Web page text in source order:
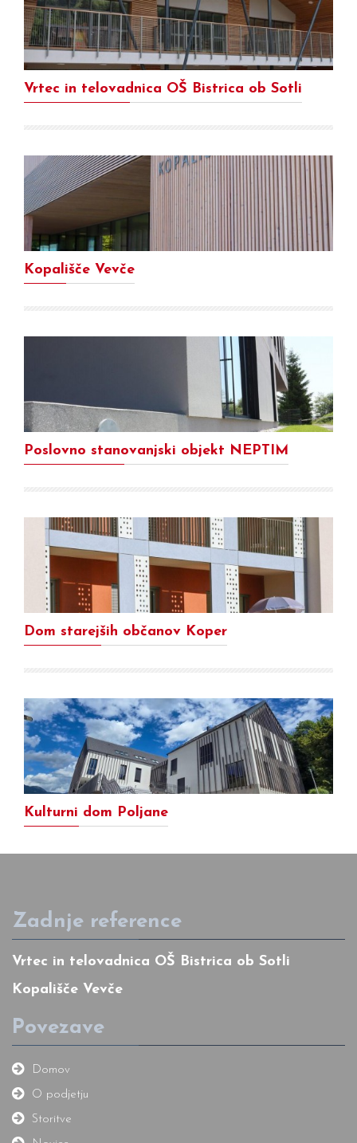
Vrtec in telovadnica OŠ Bistrica ob Sotli
Kopališče Vevče
Poslovno stanovanjski objekt NEPTIM
Dom starejših občanov Koper
Kulturni dom Poljane
Zadnje reference
Vrtec in telovadnica OŠ Bistrica ob Sotli
Kopališče Vevče
Povezave
Domov
O podjetju
Storitve